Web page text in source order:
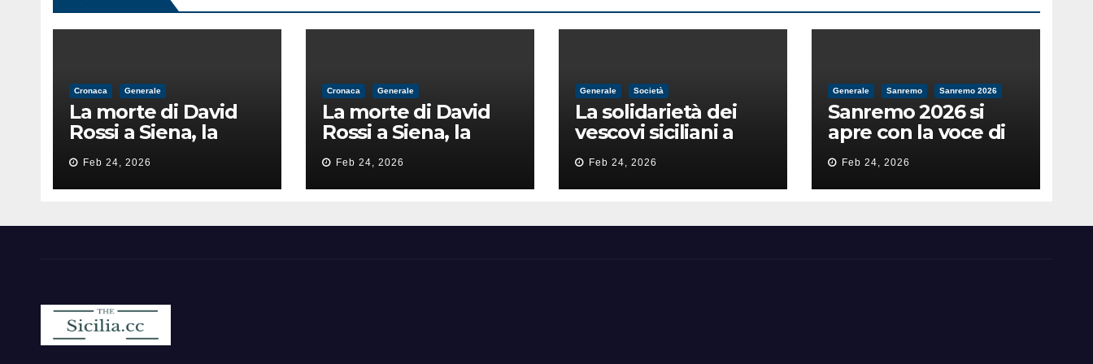
Cronaca Generale
La morte di David
Rossi a Siena, la
perizia lancia la
pista di
un’intimidazione
Feb 24, 2026
Cronaca Generale
La morte di David
Rossi a Siena, la
perizia lancia la
pista di
un’intimidazione
Feb 24, 2026
Generale Società
La solidarietà dei
vescovi siciliani a
Lorefice: «Ha difeso
il valore e la dignità
dell’umanità»
Feb 24, 2026
Generale Sanremo Sanremo 2026
Sanremo 2026 si
apre con la voce di
Pippo Baudo
Feb 24, 2026